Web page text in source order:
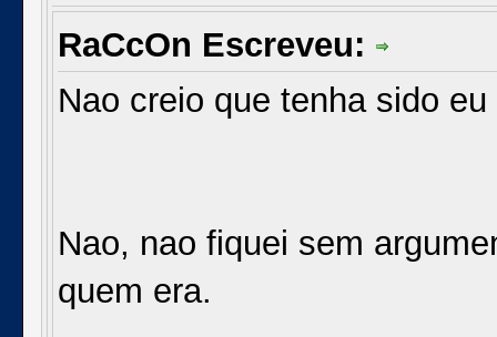
RaCcOn Escreveu:
Nao creio que tenha sido
Nao, nao fiquei sem
quem era.